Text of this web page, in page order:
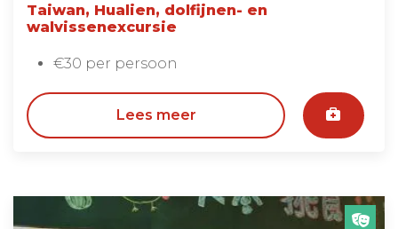
Taiwan, Hualien, dolfijnen- en
walvissenexcursie
€30 per persoon
Lees meer